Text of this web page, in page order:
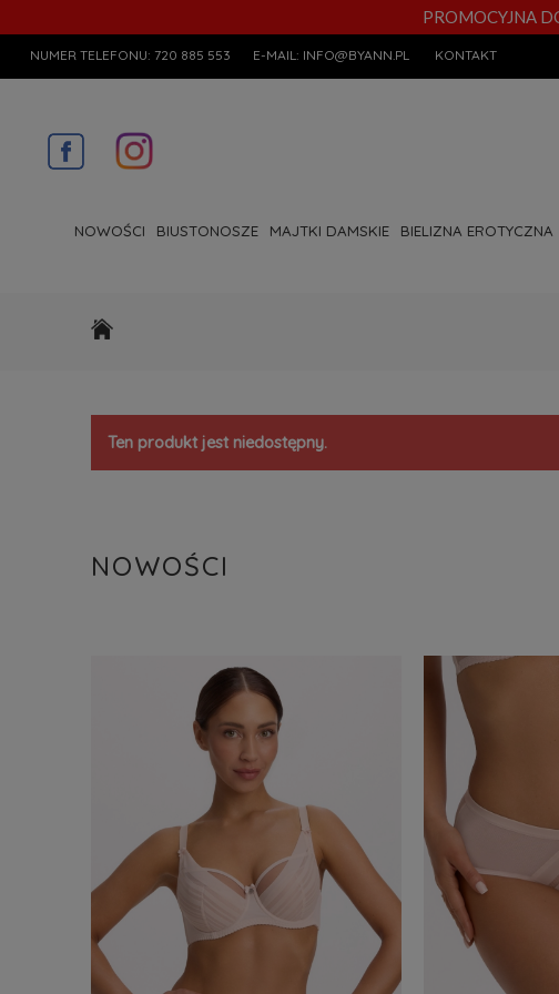
PROMOCYJNA
NUMER TELEFONU: 720 885 553 E-MAIL: INFO@BYANN.PL KONTAKT
NOWOŚCI BIUSTONOSZE MAJTKI DAMSKIE BIELIZNA EROTYCZNA
Ten produkt jest niedostępny.
NOWOŚCI